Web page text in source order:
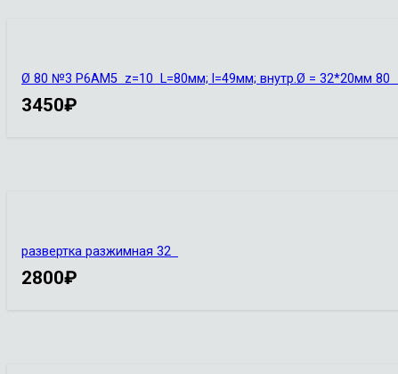
Ø 80 №3 Р6АМ5 z=10 L=80мм; l=49мм; внутр.Ø = 32*20мм
3450₽
развертка разжимная 32
2800₽